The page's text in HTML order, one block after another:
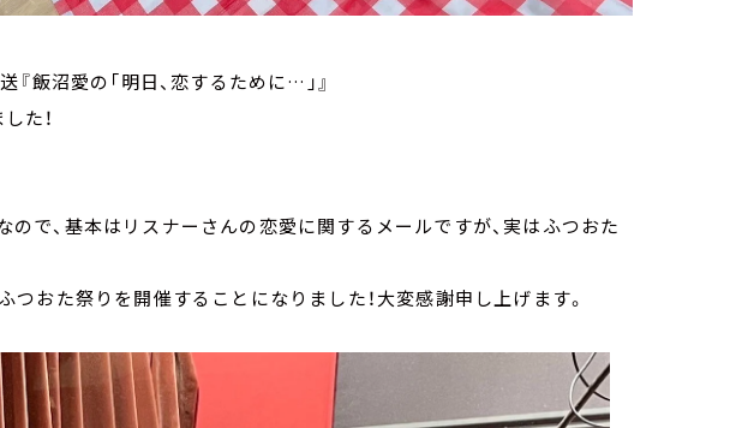
飯沼愛の「明日、恋するために…」』
た！
で、基本はリスナーさんの恋愛に関するメールですが、実はふつおた
つおた祭りを開催することになりました！大変感謝申し上げます。